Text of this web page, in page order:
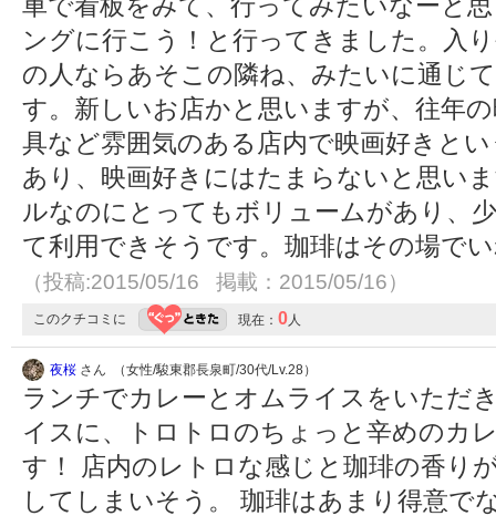
ングに行こう！と行ってきました。入
の人ならあそこの隣ね、みたいに通じ
す。新しいお店かと思いますが、往年
具など雰囲気のある店内で映画好きと
あり、映画好きにはたまらないと思い
ルなのにとってもボリュームがあり、
て利用できそうです。珈琲はその場で
（投稿:2015/05/16 掲載：2015/05/16）
このクチコミに 現在： 0 人
夜桜 さん （女性/駿東郡長泉町/30代/Lv.28）
ランチでカレーとオムライスをいただ
イスに、トロトロのちょっと辛めのカ
す！ 店内のレトロな感じと珈琲の香り
してしまいそう。 珈琲はあまり得意で